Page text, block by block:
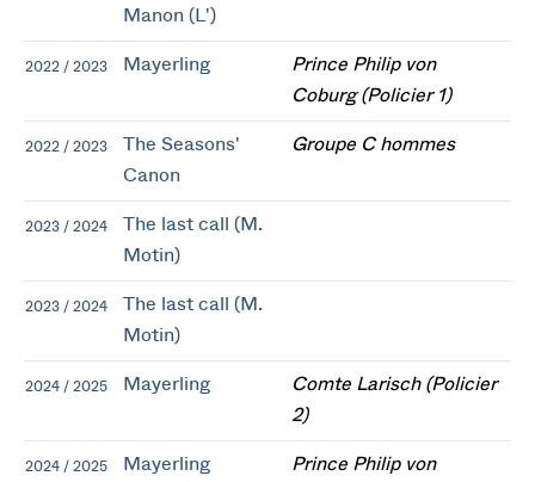
Manon (L')
2022 / 2023 Mayerling
Prince Philip von
Coburg (Policier 1)
2022 / 2023
The Seasons'
Canon
Groupe C hommes
2023 / 2024
The last call (M.
Motin)
2023 / 2024
The last call (M.
Motin)
2024 / 2025 Mayerling
Comte Larisch (Policier
2)
2024 / 2025 Mayerling
Prince Philip von